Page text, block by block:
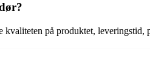
på produktet, leveringstid,